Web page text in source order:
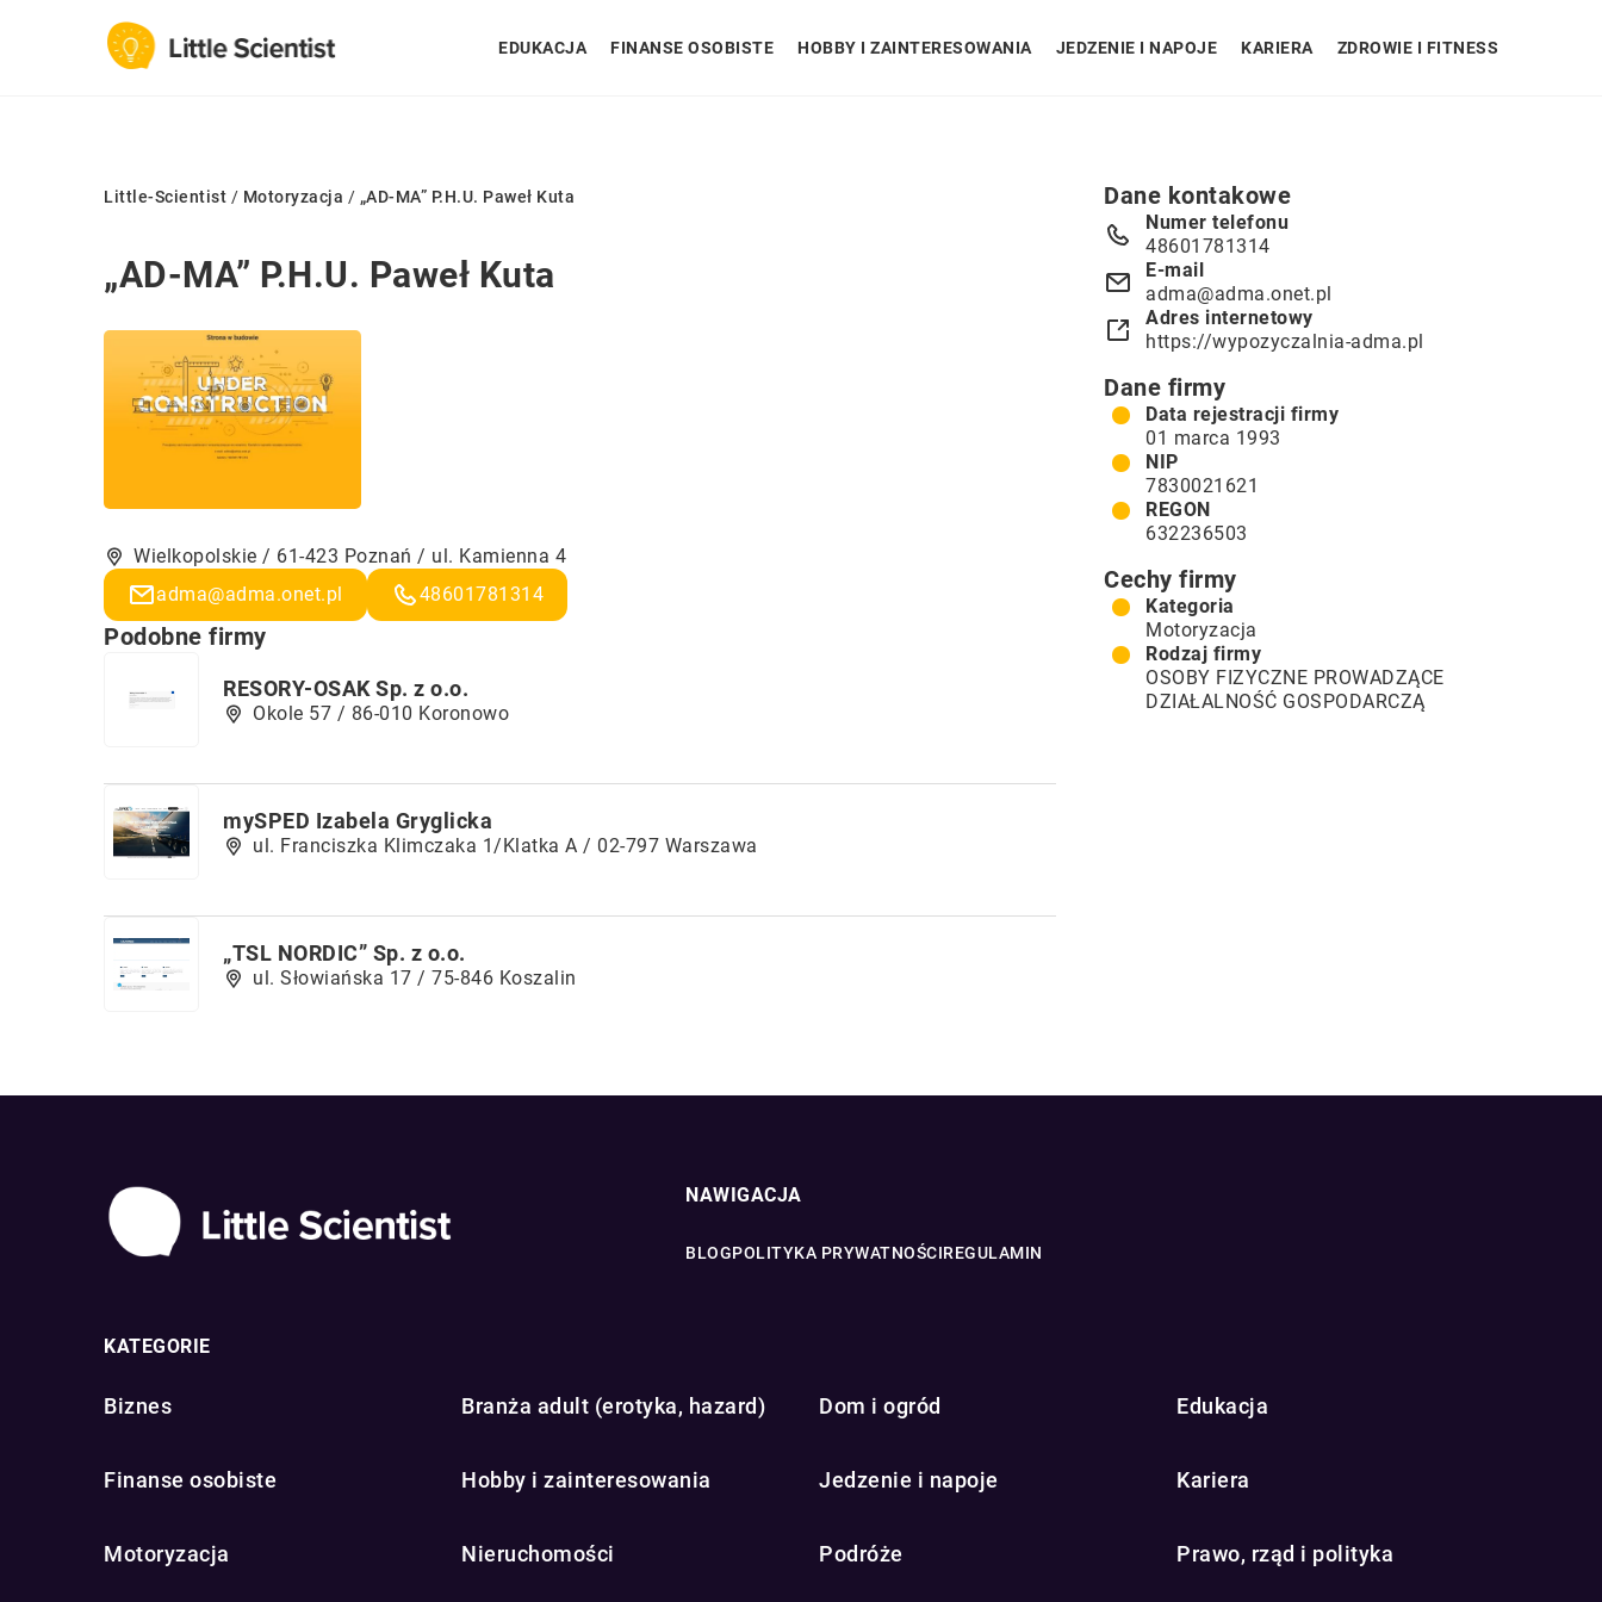
EDUKACJA FINANSE OSOBISTE HOBBY I ZAINTERESOWANIA JEDZENIE I NAPOJE KARIERA ZDROWIE I FITNESS
Little-Scientist / Motoryzacja / „AD-MA” P.H.U. Paweł Kuta
„AD-MA” P.H.U. Paweł Kuta
Wielkopolskie / 61-423 Poznań / ul. Kamienna 4
adma@adma.onet.pl
48601781314
Podobne firmy
RESORY-OSAK Sp. z o.o.
Okole 57 / 86-010 Koronowo
mySPED Izabela Gryglicka
ul. Franciszka Klimczaka 1/Klatka A / 02-797 Warszawa
„TSL NORDIC” Sp. z o.o.
ul. Słowiańska 17 / 75-846 Koszalin
Dane kontakowe
Numer telefonu
48601781314
E-mail
adma@adma.onet.pl
Adres internetowy
https://wypozyczalnia-adma.pl
Dane firmy
Data rejestracji firmy
01 marca 1993
NIP
7830021621
REGON
632236503
Cechy firmy
Kategoria
Motoryzacja
Rodzaj firmy
OSOBY FIZYCZNE PROWADZĄCE
DZIAŁALNOŚĆ GOSPODARCZĄ
NAWIGACJA
BLOGPOLITYKA PRYWATNOŚCIREGULAMIN
KATEGORIE
Biznes Branża adult (erotyka, hazard) Dom i ogród Edukacja
Finanse osobiste Hobby i zainteresowania Jedzenie i napoje Kariera
Motoryzacja Nieruchomości Podróże Prawo, rząd i polityka